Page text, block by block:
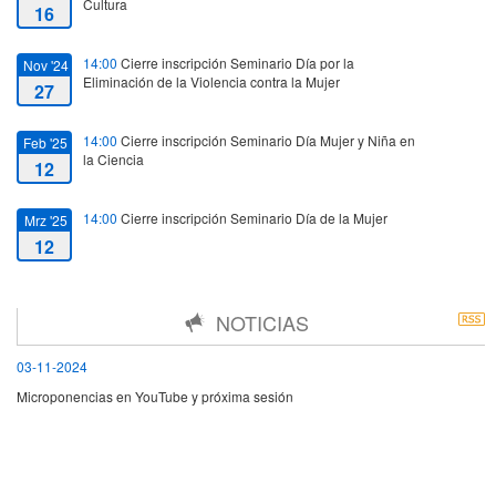
16
Nov '24
27
14:00 Cierre inscripción Seminario Día por la
Eliminación de la Violencia contra la Mujer
Feb '25
12
14:00 Cierre inscripción Seminario Día Mujer y Niña en
la Ciencia
Mrz '25
12
14:00 Cierre inscripción Seminario Día de la Mujer
Mrz '25
14
17:00
NOTICIAS
03-11-2024
Microponencias en YouTube y próxima sesión